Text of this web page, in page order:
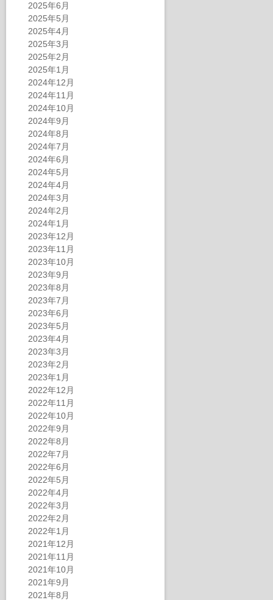
2025年6月
2025年5月
2025年4月
2025年3月
2025年2月
2025年1月
2024年12月
2024年11月
2024年10月
2024年9月
2024年8月
2024年7月
2024年6月
2024年5月
2024年4月
2024年3月
2024年2月
2024年1月
2023年12月
2023年11月
2023年10月
2023年9月
2023年8月
2023年7月
2023年6月
2023年5月
2023年4月
2023年3月
2023年2月
2023年1月
2022年12月
2022年11月
2022年10月
2022年9月
2022年8月
2022年7月
2022年6月
2022年5月
2022年4月
2022年3月
2022年2月
2022年1月
2021年12月
2021年11月
2021年10月
2021年9月
2021年8月